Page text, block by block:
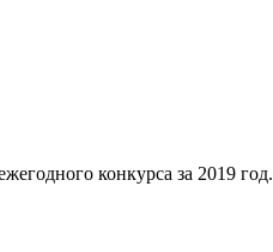
конкурса за 2019 год.